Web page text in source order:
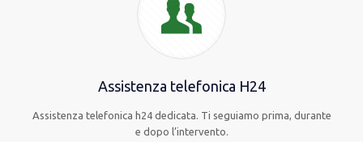
Assistenza telefonica H24
Assistenza telefonica h24 dedicata. Ti seguiamo prima, durante
e dopo l’intervento.